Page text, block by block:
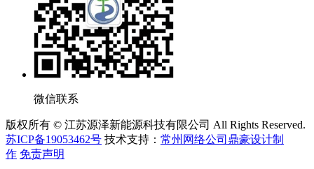
微信联系
版权所有 © 江苏源泽新能源科技有限公司 All Rights Reserved.
苏ICP备19053462号 技术支持： 常州网络公司鼎豪设计制
作 免责声明